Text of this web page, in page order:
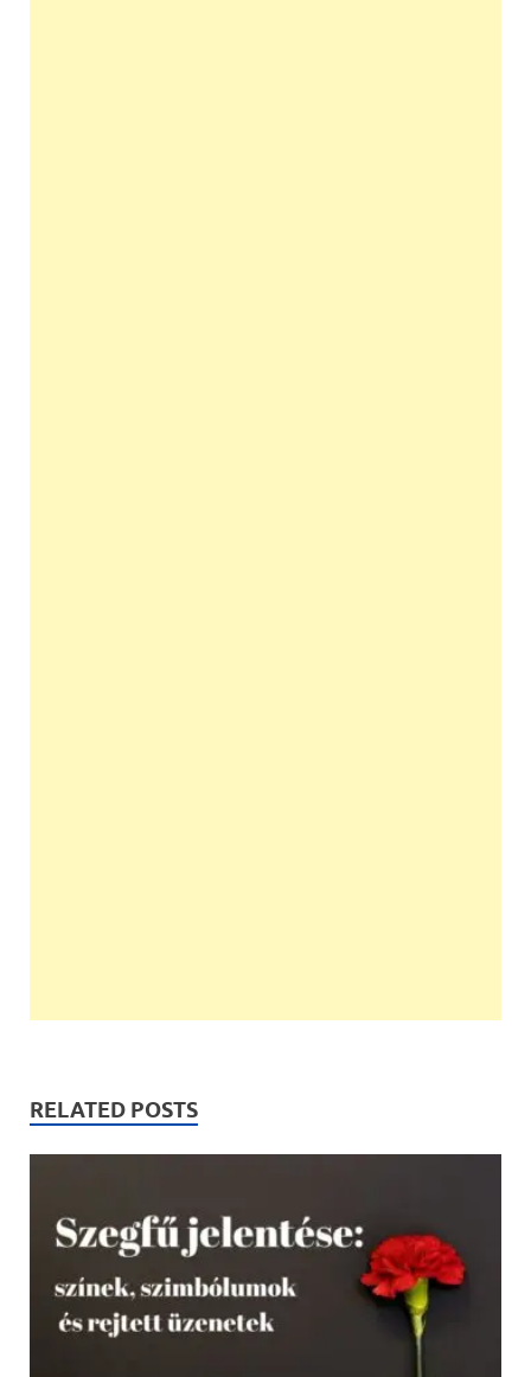
RELATED POSTS